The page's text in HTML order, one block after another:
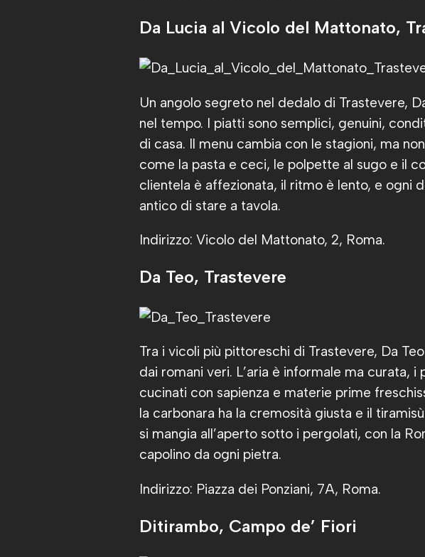
Da Lucia al Vicolo del Mattonato,
Un angolo segreto nel dedalo di Trastevere,
nel tempo. I piatti sono semplici, genuini,
di casa. Il menu cambia con le stagioni, ma
come la pasta e ceci, le polpette al sugo e il
clientela è affezionata, il ritmo è lento, e ogni
antico di stare a tavola.
Indirizzo: Vicolo del Mattonato, 2, Roma.
Da Teo, Trastevere
Tra i vicoli più pittoreschi di Trastevere, Da
dai romani veri. L’aria è informale ma curata,
cucinati con sapienza e materie prime
la carbonara ha la cremosità giusta e il
si mangia all’aperto sotto i pergolati, con la
capolino da ogni pietra.
Indirizzo: Piazza dei Ponziani, 7A, Roma.
Ditirambo, Campo de’ Fiori